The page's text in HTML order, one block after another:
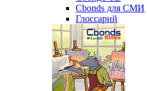
Новости & Research Hub
Новости рынка
Research Hub
Сбондс-ТВ
Cbonds для СМИ
Глоссарий